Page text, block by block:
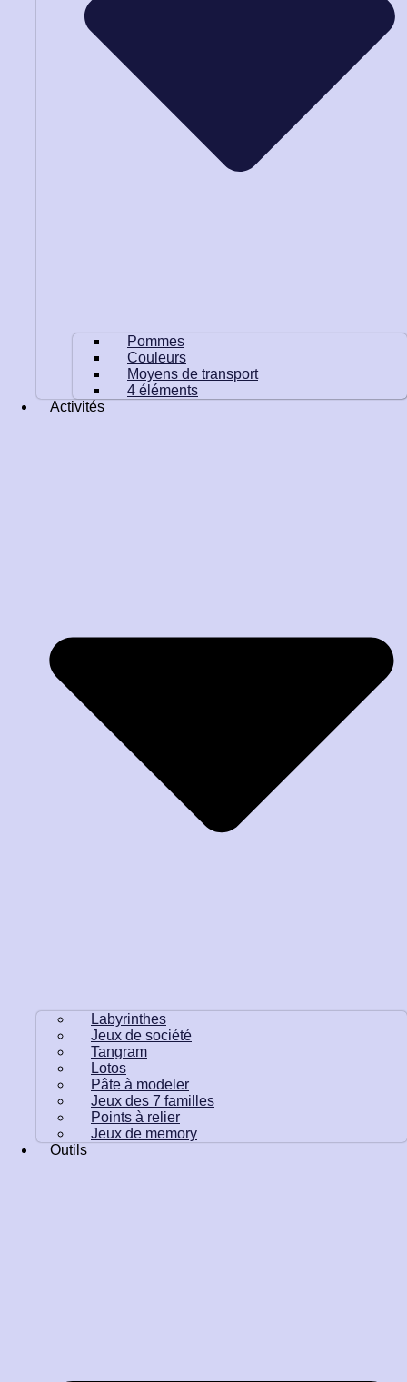
Pommes
Couleurs
Moyens de transport
4 éléments
Activités
Labyrinthes
Jeux de société
Tangram
Lotos
Pâte à modeler
Jeux des 7 familles
Points à relier
Jeux de memory
Outils